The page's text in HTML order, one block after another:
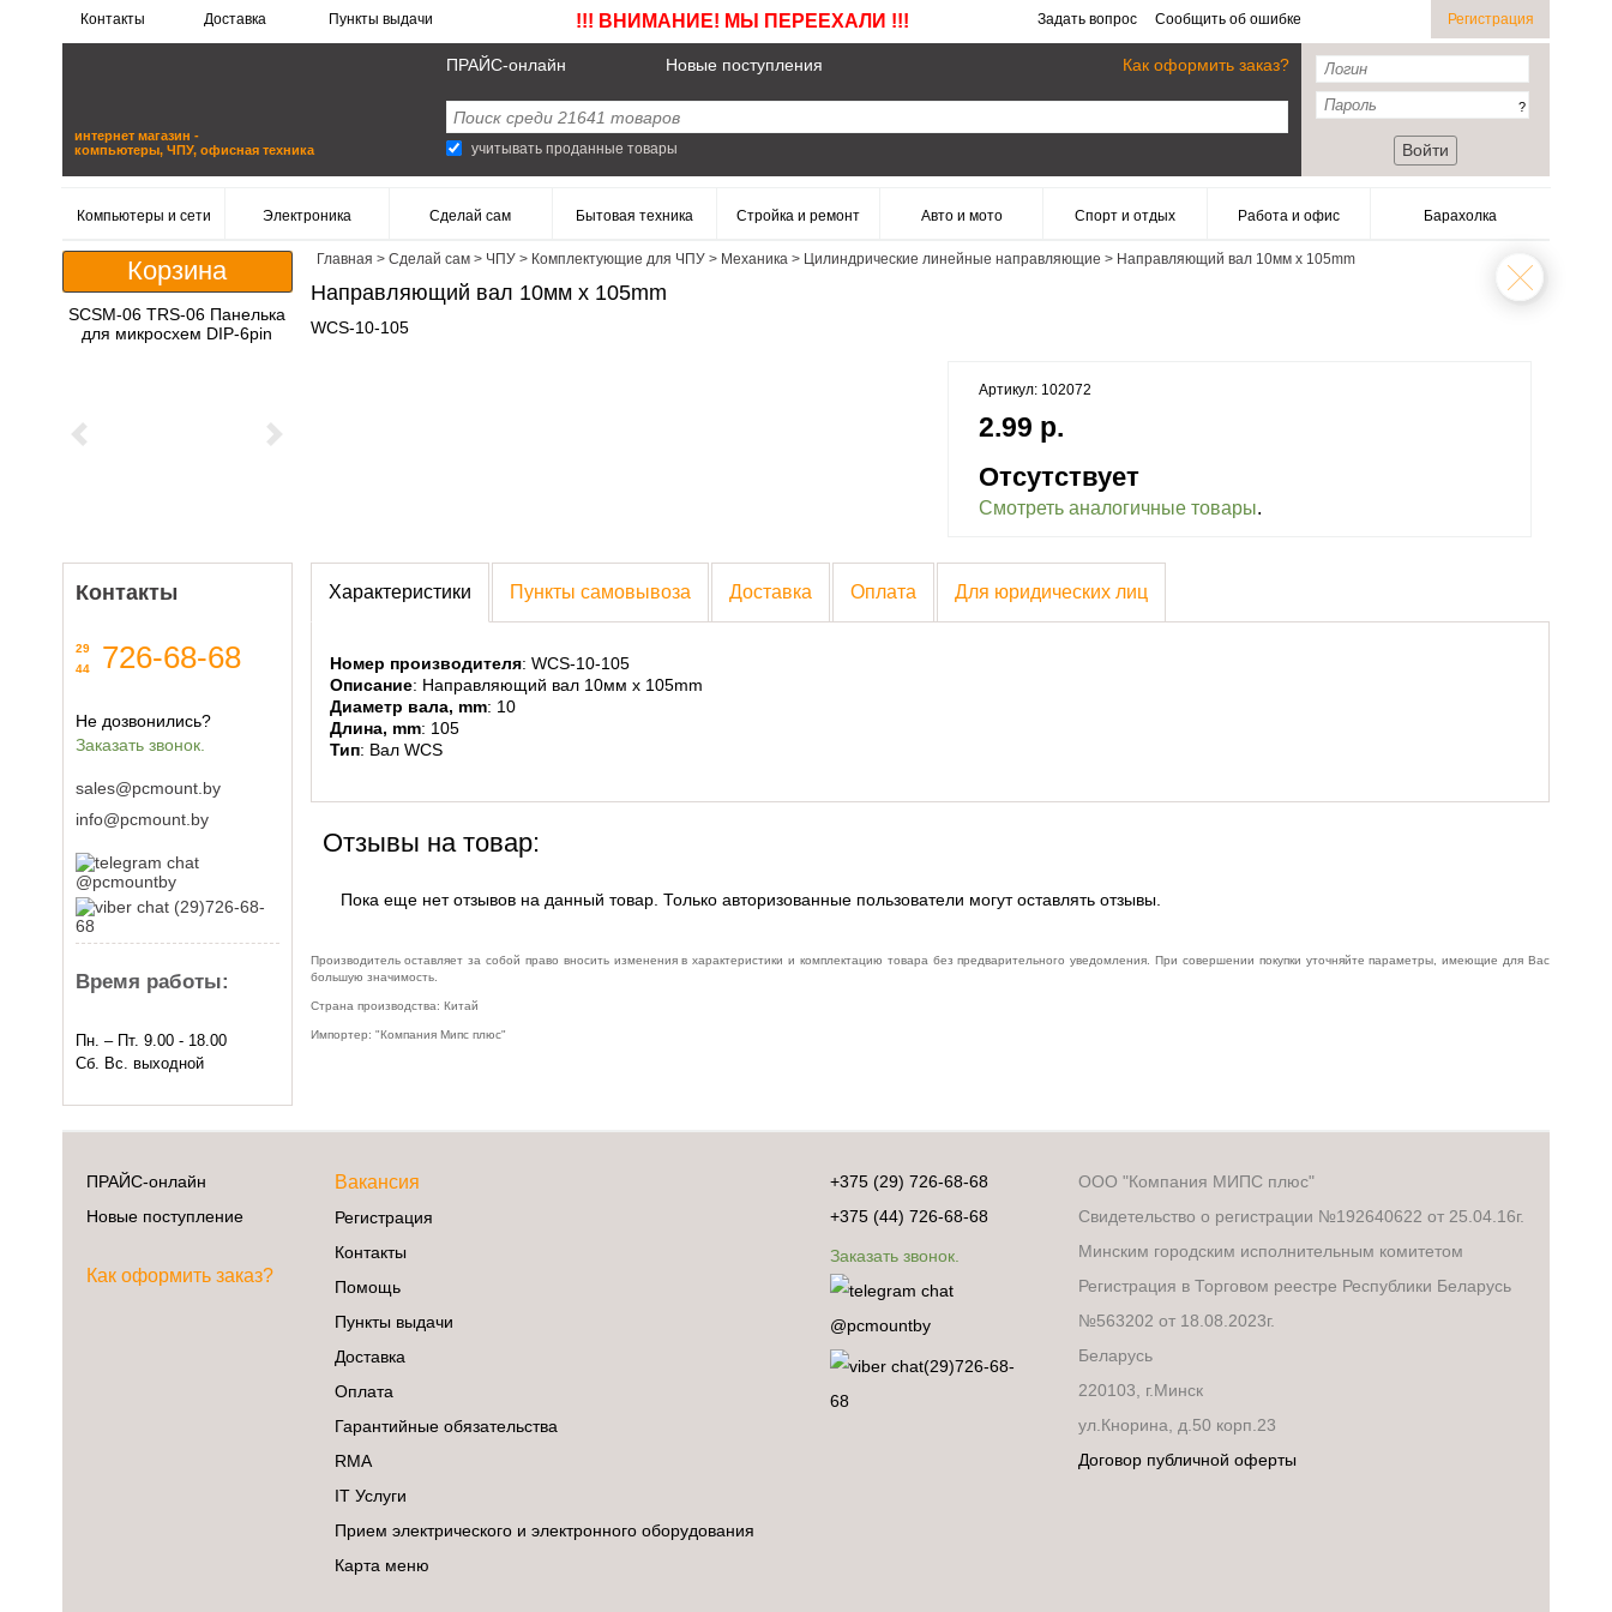
Контакты Доставка Пункты выдачи !!! ВНИМАНИЕ! МЫ ПЕРЕЕХАЛИ !!! Задать вопрос Сообщить об ошибке Регистрация
интернет магазин -
компьютеры, ЧПУ, офисная техника
ПРАЙС-онлайн Новые поступления Как оформить заказ?
учитывать проданные товары
?
Войти
Компьютеры и сети Электроника Сделай сам Бытовая техника Стройка и ремонт Авто и мото Спорт и отдых Работа и офис Барахолка
Корзина
SCSM-06 TRS-06 Панелька
для микросхем DIP-6pin
Previous Next
Контакты
29
44
726-68-68
Не дозвонились?
Заказать звонок.
sales@pcmount.by
info@pcmount.by
@pcmountby
(29)726-68-
68
Время работы:
Пн. – Пт. 9.00 - 18.00
Сб. Вс. выходной
Главная > Сделай сам> ЧПУ> Комплектующие для ЧПУ> Механика> Цилиндрические линейные направляющие > Направляющий вал 10мм x 105mm
Направляющий вал 10мм x 105mm
WCS-10-105
Артикул: 102072
2.99 р.
Отсутствует
Смотреть аналогичные товары.
Характеристики Пункты самовывоза Доставка Оплата Для юридических лиц
Номер производителя: WCS-10-105
Описание: Направляющий вал 10мм x 105mm
Диаметр вала, mm: 10
Длина, mm: 105
Тип: Вал WCS
Отзывы на товар:
Пока еще нет отзывов на данный товар. Только авторизованные пользователи могут оставлять отзывы.
Производитель оставляет за собой право вносить изменения в характеристики и комплектацию товара без предварительного уведомления. При совершении покупки уточняйте параметры, имеющие для Вас
большую значимость.
Страна производства: Китай
Импортер: "Компания Мипс плюс"
ПРАЙС-онлайн
Новые поступление
Как оформить заказ?
Вакансия
Регистрация
Контакты
Помощь
Пункты выдачи
Доставка
Оплата
Гарантийные обязательства
RMA
IT Услуги
Прием электрического и электронного оборудования
Карта меню
+375 (29) 726-68-68
+375 (44) 726-68-68
Заказать звонок.
@pcmountby
(29)726-68-
68
ООО "Компания МИПС плюс"
Свидетельство о регистрации №192640622 от 25.04.16г.
Минским городским исполнительным комитетом
Регистрация в Торговом реестре Республики Беларусь
№563202 от 18.08.2023г.
Беларусь
220103, г.Минск
ул.Кнорина, д.50 корп.23
Договор публичной оферты